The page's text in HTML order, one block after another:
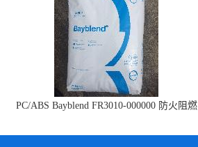
PC/ABS Bayblend FR3010-000000 防火阻燃